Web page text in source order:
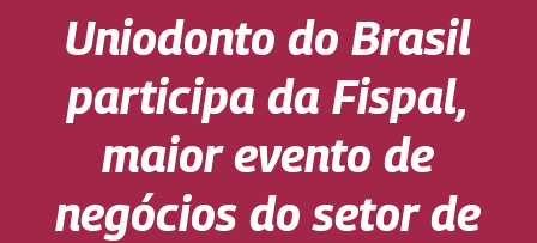
Uniodonto do Brasil
participa da Fispal,
maior evento de
negócios do setor de